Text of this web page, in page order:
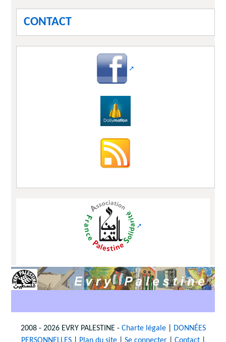
CONTACT
2008 - 2026 EVRY PALESTINE - Charte légale| DONNÉES